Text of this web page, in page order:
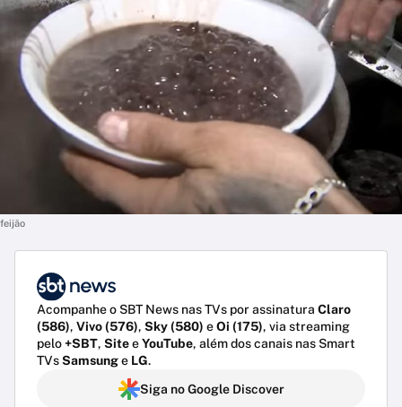
feijão
Acompanhe o SBT News nas TVs por assinatura Claro
(586), Vivo (576), Sky (580) eOi (175), via streaming
pelo+SBT, SiteeYouTube, além dos canais nas Smart
TVsSamsunge LG.
Siga no Google Discover